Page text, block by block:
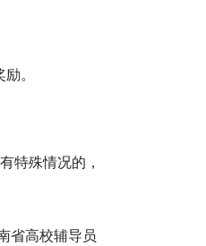
。
特殊情况的，
省高校辅导员